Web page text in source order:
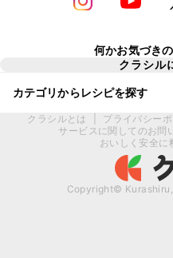
何かお気づき
クラシル
カテゴリからレシピを探す
クラシルとは プライバシー
サービスに関してのお問
おいしく安全に
Copyright©